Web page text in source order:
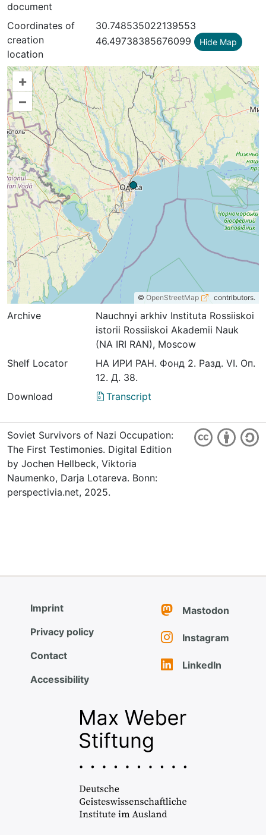
document
Coordinates of
creation
location
30.748535022139553
46.49738385676099 Hide Map
+
–
© OpenStreetMap contributors.
Archive
Nauchnyi arkhiv Instituta Rossiiskoi
istorii Rossiiskoi Akademii Nauk
(NA IRI RAN), Moscow
Shelf Locator
НА ИРИ РАН. Фонд 2. Разд. VI. Оп.
12. Д. 38.
Download
Transcript
Soviet Survivors of Nazi Occupation:
The First Testimonies. Digital Edition
by Jochen Hellbeck, Viktoria
Naumenko, Darja Lotareva. Bonn:
perspectivia.net, 2025.
Imprint
Privacy policy
Contact
Accessibility
Mastodon
Instagram
LinkedIn